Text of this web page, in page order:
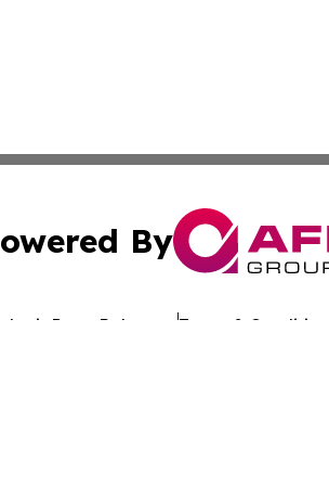
By
Press Release Terms & Conditions